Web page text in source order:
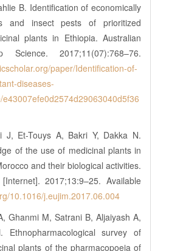
B. Identification of economically
and insect pests of prioritized
plants in Ethiopia. Australian
2017;11(07):768–76.
paper/Identification-of-
diseases-
J, Et-Touys A, Bakri Y, Dakka N.
of the use of medicinal plants in
and their biological activities.
2017;13:9–25. Available
10.1016/j.eujim.2017.06.004
Ghanmi M, Satrani B, Aljaiyash A,
survey of
plants of the pharmacopoeia of